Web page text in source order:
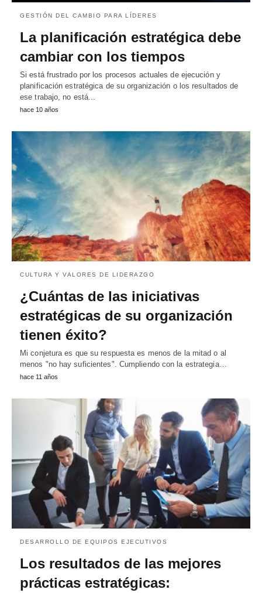
GESTIÓN DEL CAMBIO PARA LÍDERES
La planificación estratégica debe
cambiar con los tiempos
Si está frustrado por los procesos actuales de ejecución y
planificación estratégica de su organización o los resultados de
ese trabajo, no está...
hace 10 años
CULTURA Y VALORES DE LIDERAZGO
¿Cuántas de las iniciativas
estratégicas de su organización
tienen éxito?
Mi conjetura es que su respuesta es menos de la mitad o al
menos "no hay suficientes". Cumpliendo con la estrategia…
hace 11 años
DESARROLLO DE EQUIPOS EJECUTIVOS
Los resultados de las mejores
prácticas estratégicas: